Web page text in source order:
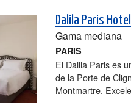
Dalila Paris
Gama mediana
PARIS
El Dalila Paris es
de la Porte de
Montmartre.